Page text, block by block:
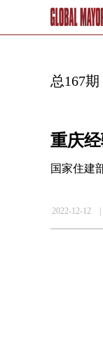
总167
重庆
国家住建
2022-12-12